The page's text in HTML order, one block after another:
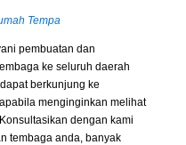
Tempa
pembuatan dan
ke seluruh daerah
berkunjung ke
menginginkan melihat
dengan kami
tembaga anda, banyak